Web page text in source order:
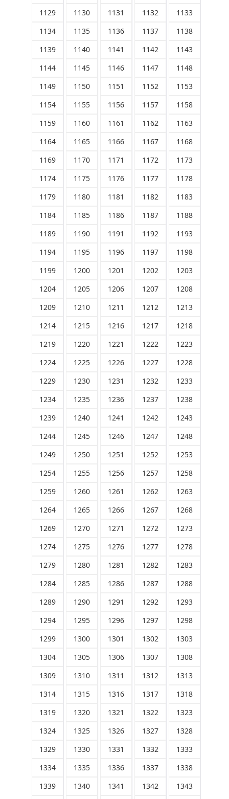
1129
1130 1131 1132
1133
1134
1135 1136 1137
1138
1139
1140 1141 1142
1143
1144
1145 1146 1147
1148
1149
1150 1151 1152
1153
1154
1155 1156 1157
1158
1159
1160 1161 1162
1163
1164
1165 1166 1167
1168
1169
1170 1171 1172
1173
1174
1175 1176 1177
1178
1179
1180 1181 1182
1183
1184
1185 1186 1187
1188
1189
1190 1191 1192
1193
1194
1195 1196 1197
1198
1199
1200 1201 1202
1203
1204
1205 1206 1207
1208
1209
1210 1211 1212
1213
1214
1215 1216 1217
1218
1219
1220 1221 1222
1223
1224
1225 1226 1227
1228
1229
1230 1231 1232
1233
1234
1235 1236 1237
1238
1239
1240 1241 1242
1243
1244
1245 1246 1247
1248
1249
1250 1251 1252
1253
1254
1255 1256 1257
1258
1259
1260 1261 1262
1263
1264
1265 1266 1267
1268
1269
1270 1271 1272
1273
1274
1275 1276 1277
1278
1279
1280 1281 1282
1283
1284
1285 1286 1287
1288
1289
1290 1291 1292
1293
1294
1295 1296 1297
1298
1299
1300 1301 1302
1303
1304
1305 1306 1307
1308
1309
1310 1311 1312
1313
1314
1315 1316 1317
1318
1319
1320 1321 1322
1323
1324
1325 1326 1327
1328
1329
1330 1331 1332
1333
1334
1335 1336 1337
1338
1339
1340 1341 1342
1343